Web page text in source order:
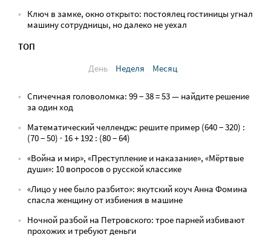
Ключ в замке, окно открыто: постоялец гостиницы угнал
машину сотрудницы, но далеко не уехал
ТОП
День
Неделя Месяц
Спичечная головоломка: 99 − 38 = 53 — найдите решение
за один ход
Математический челлендж: решите пример (640 − 320) :
(70 − 50) · 16 + 192 : (80 − 64)
«Война и мир», «Преступление и наказание», «Мёртвые
души»: 10 вопросов о русской классике
«Лицо у нее было разбито»: якутский коуч Анна Фомина
спасла женщину от избиения в машине
Ночной разбой на Петровского: трое парней избивают
прохожих и требуют деньги